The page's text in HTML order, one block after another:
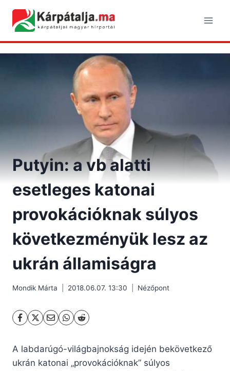
content
Putyin: a vb alatti
esetleges katonai
provokációknak súlyos
következményük lesz az
ukrán államiságra
Mondik Márta 2018.06.07. 13:30 Nézőpont
A labdarúgó-világbajnokság idején bekövetkező
ukrán katonai „provokációknak” súlyos